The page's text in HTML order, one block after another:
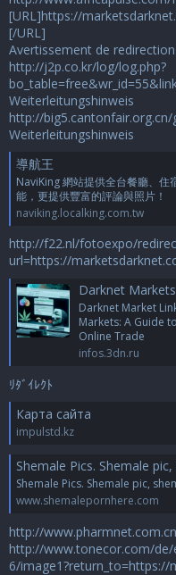
[URL]https://
[/URL]
Avertissement de redirection
http://j2p.co.kr/log/log.php?
Weiterleitungshinweis
http://
Weiterleitungshinweis
導航王
NaviKing 網站提供全台餐廳、住
能，更提供豐富的評論與照片！
naviking.localking.com.tw
http://f22.nl/fotoexpo/
url=https://
Darknet
Darknet Market
Markets: A Guide
Online Trade
infos.3dn.ru
ﾘﾀﾞｲﾚｸﾄ
Карта сайта
impulstd.kz
Shemale Pics. Shemale pic,
Shemale Pics. Shemale pic,
www.shemalepornhere.com
http://
http://www.tonecor.com/
6/image1?return_to=https://